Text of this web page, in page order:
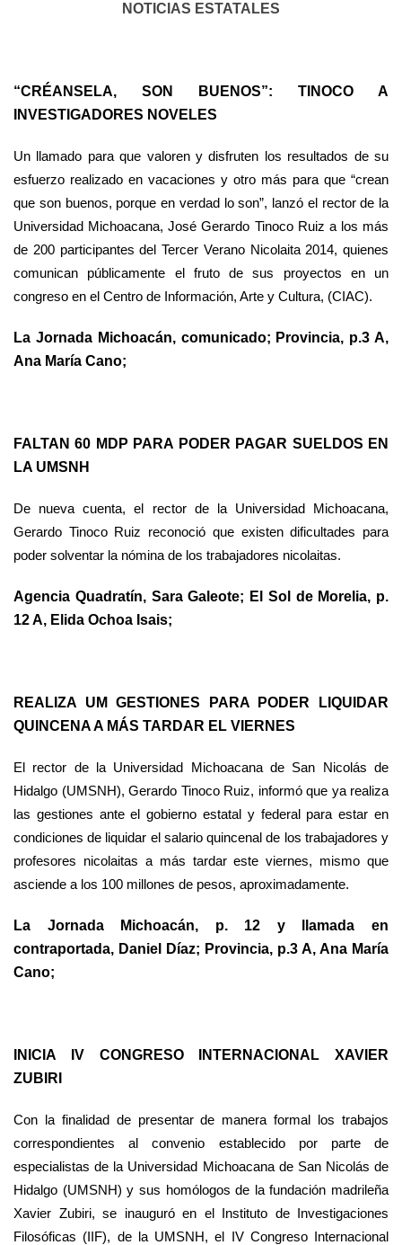
NOTICIAS ESTATALES
“CRÉANSELA, SON BUENOS”: TINOCO A
INVESTIGADORES NOVELES
Un llamado para que valoren y disfruten los resultados de su
esfuerzo realizado en vacaciones y otro más para que “crean
que son buenos, porque en verdad lo son”, lanzó el rector de la
Universidad Michoacana, José Gerardo Tinoco Ruiz a los más
de 200 participantes del Tercer Verano Nicolaita 2014, quienes
comunican públicamente el fruto de sus proyectos en un
congreso en el Centro de Información, Arte y Cultura, (CIAC).
La Jornada Michoacán, comunicado; Provincia, p.3 A,
Ana María Cano;
FALTAN 60 MDP PARA PODER PAGAR SUELDOS EN
LA UMSNH
De nueva cuenta, el rector de la Universidad Michoacana,
Gerardo Tinoco Ruiz reconoció que existen dificultades para
poder solventar la nómina de los trabajadores nicolaitas.
Agencia Quadratín, Sara Galeote; El Sol de Morelia, p.
12 A, Elida Ochoa Isais;
REALIZA UM GESTIONES PARA PODER LIQUIDAR
QUINCENA A MÁS TARDAR EL VIERNES
El rector de la Universidad Michoacana de San Nicolás de
Hidalgo (UMSNH), Gerardo Tinoco Ruiz, informó que ya realiza
las gestiones ante el gobierno estatal y federal para estar en
condiciones de liquidar el salario quincenal de los trabajadores y
profesores nicolaitas a más tardar este viernes, mismo que
asciende a los 100 millones de pesos, aproximadamente.
La Jornada Michoacán, p. 12 y llamada en
contraportada, Daniel Díaz; Provincia, p.3 A, Ana María
Cano;
INICIA IV CONGRESO INTERNACIONAL XAVIER
ZUBIRI
Con la finalidad de presentar de manera formal los trabajos
correspondientes al convenio establecido por parte de
especialistas de la Universidad Michoacana de San Nicolás de
Hidalgo (UMSNH) y sus homólogos de la fundación madrileña
Xavier Zubiri, se inauguró en el Instituto de Investigaciones
Filosóficas (IIF), de la UMSNH, el IV Congreso Internacional